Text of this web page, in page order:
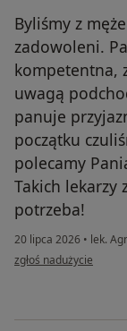
Byliśmy z
zadowoleni.
kompetentna,
uwagą
panuje
początku
polecamy
Takich lekarzy
potrzeba!
20 lipca 2026 • lek.
w opinii użytkownika
zgłoś nadużycie